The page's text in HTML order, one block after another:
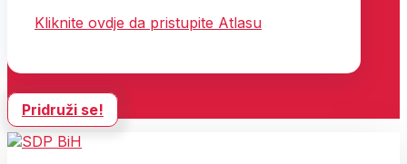
Kliknite ovdje da pristupite Atlasu
Pridruži se!